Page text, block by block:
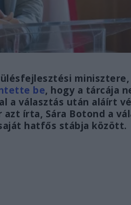
minisztere,
be, hogy a tárcája
a választás után aláírt
írta, Sára Botond a
hatfős stábja között.